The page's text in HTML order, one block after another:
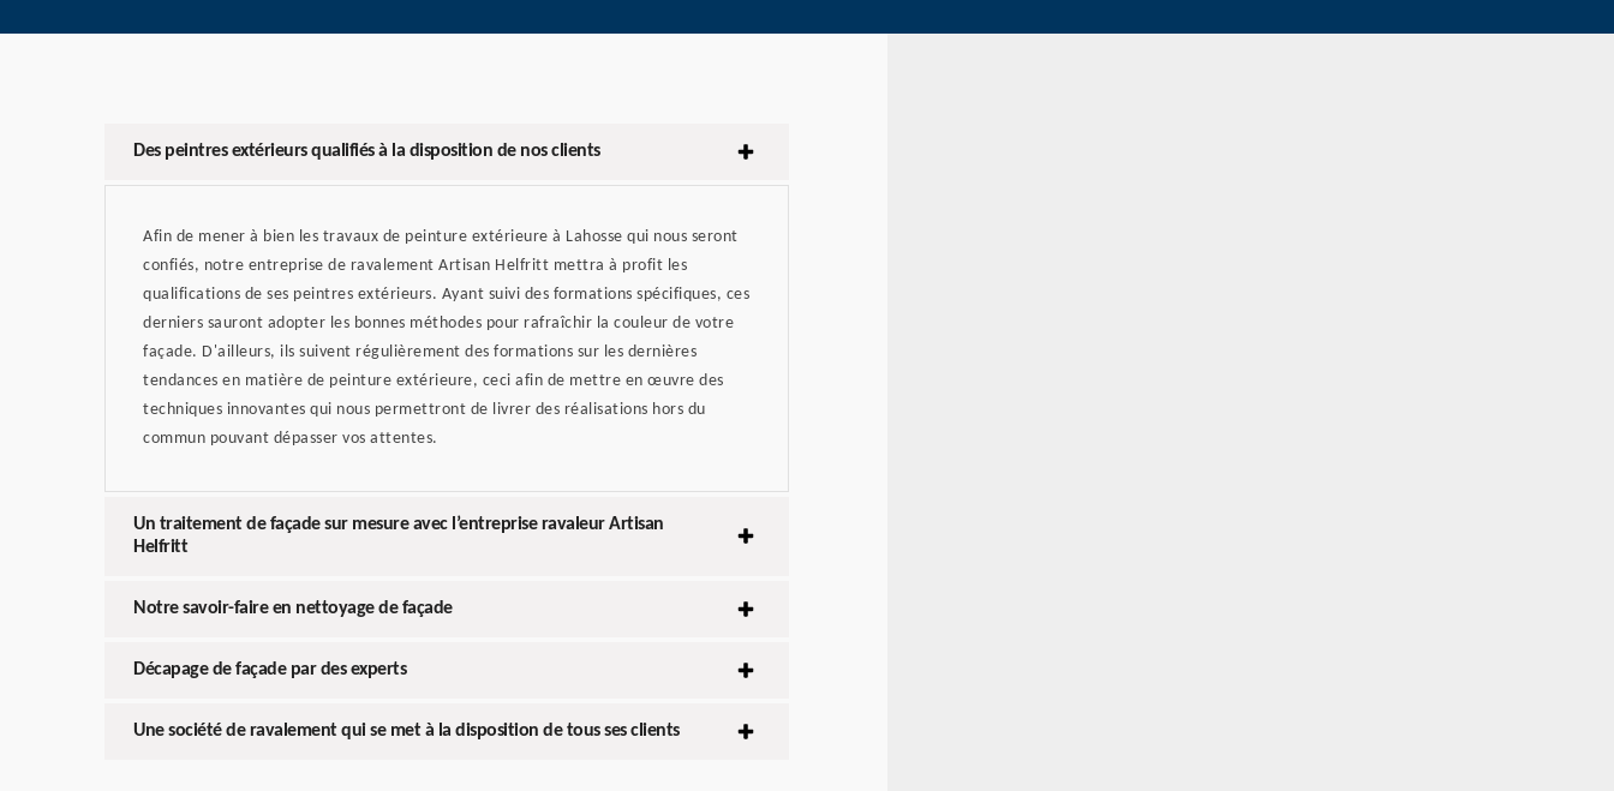
Des peintres extérieurs qualifiés à la disposition de nos clients
Afin de mener à bien les travaux de peinture extérieure à Lahosse qui nous seront
confiés, notre entreprise de ravalement Artisan Helfritt mettra à profit les
qualifications de ses peintres extérieurs. Ayant suivi des formations spécifiques, ces
derniers sauront adopter les bonnes méthodes pour rafraîchir la couleur de votre
façade. D'ailleurs, ils suivent régulièrement des formations sur les dernières
tendances en matière de peinture extérieure, ceci afin de mettre en œuvre des
techniques innovantes qui nous permettront de livrer des réalisations hors du
commun pouvant dépasser vos attentes.
Un traitement de façade sur mesure avec l’entreprise ravaleur Artisan
Helfritt
Notre savoir-faire en nettoyage de façade
Décapage de façade par des experts
Une société de ravalement qui se met à la disposition de tous ses clients